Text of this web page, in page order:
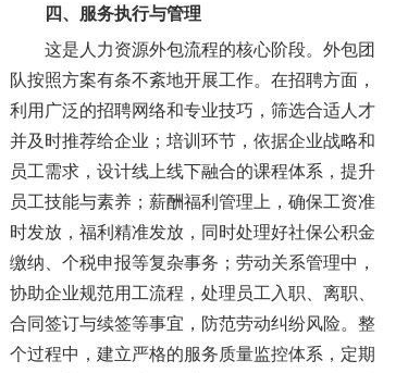
四、服务执行与管理
这是人力资源外包流程的核心阶段。外包团
队按照方案有条不紊地开展工作。在招聘方面，
利用广泛的招聘网络和专业技巧，筛选合适人才
并及时推荐给企业；培训环节，依据企业战略和
员工需求，设计线上线下融合的课程体系，提升
员工技能与素养；薪酬福利管理上，确保工资准
时发放，福利精准发放，同时处理好社保公积金
缴纳、个税申报等复杂事务；劳动关系管理中，
协助企业规范用工流程，处理员工入职、离职、
合同签订与续签等事宜，防范劳动纠纷风险。整
个过程中，建立严格的服务质量监控体系，定期